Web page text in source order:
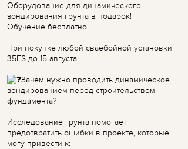
Оборудование для динамического
зондирования грунта в подарок!
Обучение бесплатно!
При покупке любой сваебойной установки
35FS до 15 августа!
Зачем нужно проводить динамическое
зондированием перед строительством
фундамента?
Исследование грунта помогает
предотвратить ошибки в проекте, которые
могу привести к: